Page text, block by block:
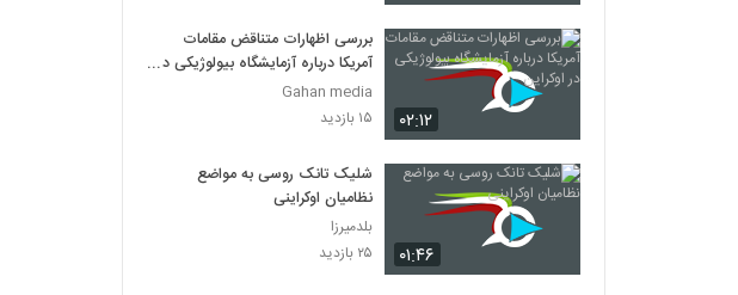
۰۲:۱۲
بررسی اظهارات متناقض مقامات
آمریکا درباره آزمایشگاه بیولوژیکی در
اوکراین
Gahan media
۱۵ بازدید
۰۱:۴۶
شلیک تانک روسی به مواضع
نظامیان اوکراینی
بلدمیرزا
۲۵ بازدید